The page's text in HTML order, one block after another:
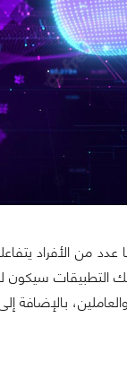
عدد من
التطبيقات
بالإضافة